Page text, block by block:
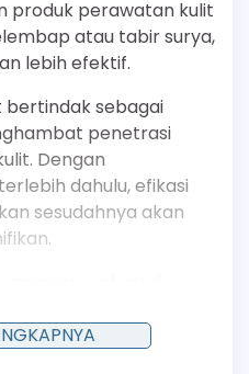
produk perawatan kulit
atau tabir surya,
lebih efektif.
bertindak sebagai
penetrasi
Dengan
dahulu, efikasi
sesudahnya akan
perawatan